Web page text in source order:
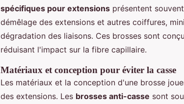
spécifiques pour extensions présentent
démêlage des extensions et autres coiffures,
dégradation des liaisons. Ces brosses sont
réduisant l'impact sur la fibre capillaire.
Matériaux et conception pour éviter la casse
Les matériaux et la conception d'une brosse
des extensions. Les brosses anti-casse sont